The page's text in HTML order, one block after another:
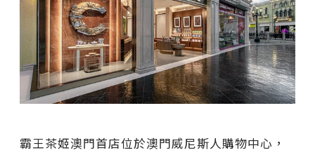
霸王茶姬澳門首店位於澳門威尼斯人購物中心，